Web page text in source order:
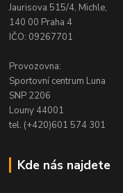
Jaurisova 515/4, Michle,
140 00 Praha 4
IČO: 09267701
Provozovna:
Sportovní centrum Luna
SNP 2206
Louny 44001
tel. (+420)601 574 301
Kde nás najdete